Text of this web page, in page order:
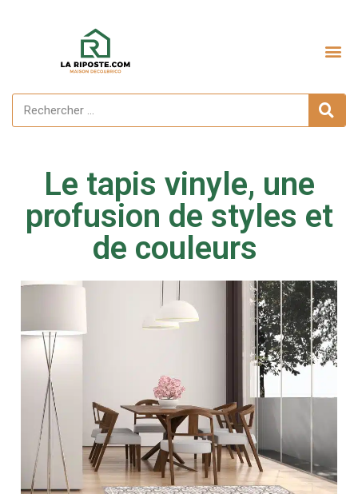
Le tapis vinyle, une
profusion de styles et
de couleurs